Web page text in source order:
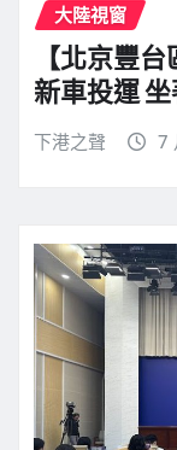
大陸視窗
【北京豐
新車投運
下港之聲 7